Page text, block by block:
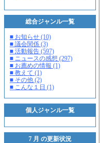
総合ジャンル一覧
■ お知らせ (10)
■ 議会関係 (3)
■ 活動報告 (597)
■ ニュースの感想 (297)
■ お薦めの情報 (1)
■ 教えて (1)
■ その他 (2)
■ こんな１日 (1)
個人ジャンル一覧
7 月 の更新状況